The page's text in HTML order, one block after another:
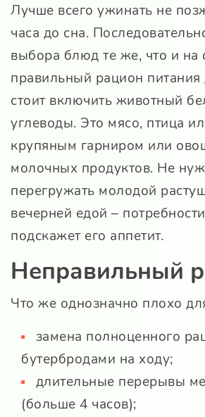
Лучше всего ужинать не
часа до сна.
выбора блюд те же, что и на
правильный рацион
стоит включить животный
углеводы. Это мясо, птица
крупяным гарниром или
молочных продуктов. Не
перегружать молодой
вечерней едой –
подскажет его аппетит.
Неправильный
Что же однозначно плохо
замена полноценного
бутербродами на ходу;
длительные перерывы
(больше 4 часов);